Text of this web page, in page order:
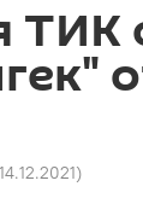
ТИК
)